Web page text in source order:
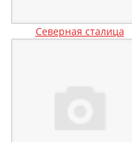
Северная сталица